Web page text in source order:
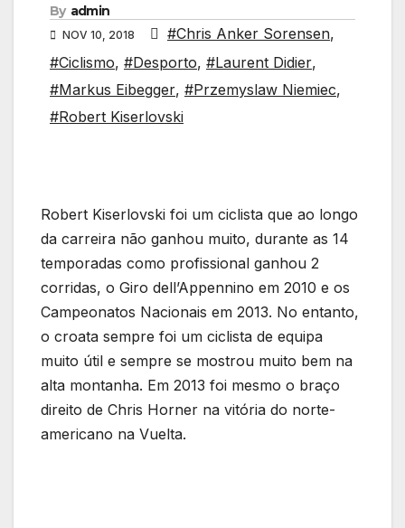
By admin
NOV 10, 2018 #Chris Anker Sorensen,
#Ciclismo, #Desporto, #Laurent Didier,
#Markus Eibegger, #Przemyslaw Niemiec,
#Robert Kiserlovski
Robert Kiserlovski foi um ciclista que ao longo
da carreira não ganhou muito, durante as 14
temporadas como profissional ganhou 2
corridas, o Giro dell’Appennino em 2010 e os
Campeonatos Nacionais em 2013. No entanto,
o croata sempre foi um ciclista de equipa
muito útil e sempre se mostrou muito bem na
alta montanha. Em 2013 foi mesmo o braço
direito de Chris Horner na vitória do norte-
americano na Vuelta.